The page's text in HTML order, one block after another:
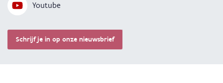
Youtube
Schrijf je in op onze nieuwsbrief